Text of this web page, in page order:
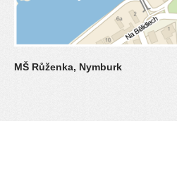
MŠ Růženka, Nymburk